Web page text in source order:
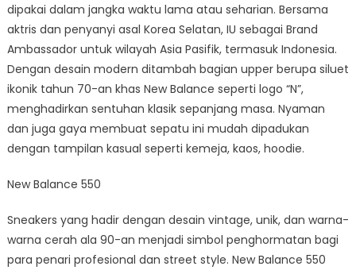
dipakai dalam jangka waktu lama atau seharian. Bersama
aktris dan penyanyi asal Korea Selatan, IU sebagai Brand
Ambassador untuk wilayah Asia Pasifik, termasuk Indonesia.
Dengan desain modern ditambah bagian upper berupa siluet
ikonik tahun 70-an khas New Balance seperti logo “N”,
menghadirkan sentuhan klasik sepanjang masa. Nyaman
dan juga gaya membuat sepatu ini mudah dipadukan
dengan tampilan kasual seperti kemeja, kaos, hoodie.
New Balance 550
Sneakers yang hadir dengan desain vintage, unik, dan warna-
warna cerah ala 90-an menjadi simbol penghormatan bagi
para penari profesional dan street style. New Balance 550